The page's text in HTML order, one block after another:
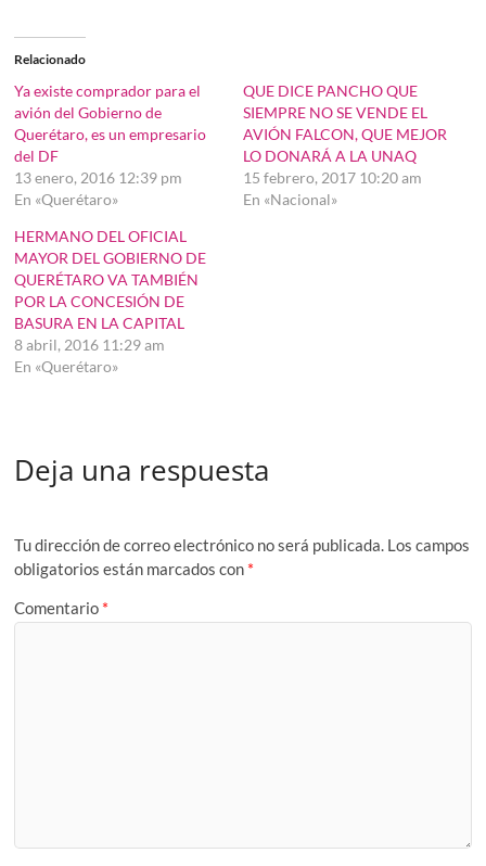
Relacionado
Ya existe comprador para el
avión del Gobierno de
Querétaro, es un empresario
del DF
13 enero, 2016 12:39 pm
En «Querétaro»
QUE DICE PANCHO QUE
SIEMPRE NO SE VENDE EL
AVIÓN FALCON, QUE MEJOR
LO DONARÁ A LA UNAQ
15 febrero, 2017 10:20 am
En «Nacional»
HERMANO DEL OFICIAL
MAYOR DEL GOBIERNO DE
QUERÉTARO VA TAMBIÉN
POR LA CONCESIÓN DE
BASURA EN LA CAPITAL
8 abril, 2016 11:29 am
En «Querétaro»
Deja una respuesta
Tu dirección de correo electrónico no será publicada. Los campos
obligatorios están marcados con *
Comentario *